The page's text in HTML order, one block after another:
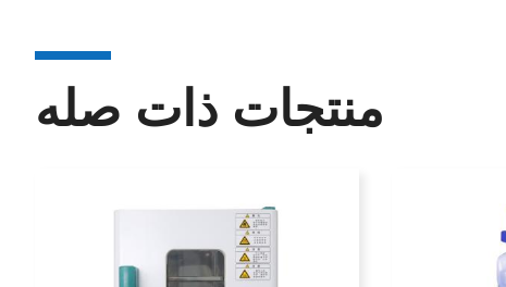
منتجات ذات صله